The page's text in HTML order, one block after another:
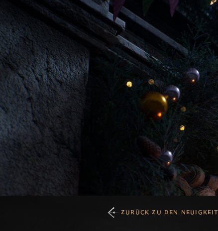
ZURÜCK ZU DEN